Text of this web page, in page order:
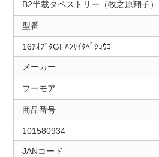
B2半裁タペストリー（牧之原翔子）
型番
16ｱｵﾌﾞﾀGFﾊﾝｻｲﾀﾍﾟｼｮｳｺ
メーカー
フーモア
商品番号
101580934
JANコード